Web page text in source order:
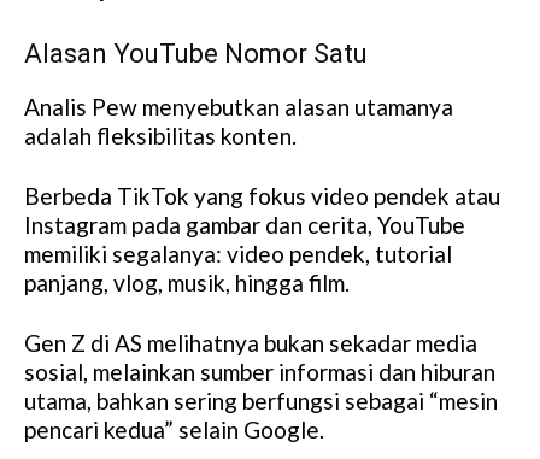
Alasan YouTube Nomor Satu
Analis Pew menyebutkan alasan utamanya
adalah fleksibilitas konten.
Berbeda TikTok yang fokus video pendek atau
Instagram pada gambar dan cerita, YouTube
memiliki segalanya: video pendek, tutorial
panjang, vlog, musik, hingga film.
Gen Z di AS melihatnya bukan sekadar media
sosial, melainkan sumber informasi dan hiburan
utama, bahkan sering berfungsi sebagai “mesin
pencari kedua” selain Google.